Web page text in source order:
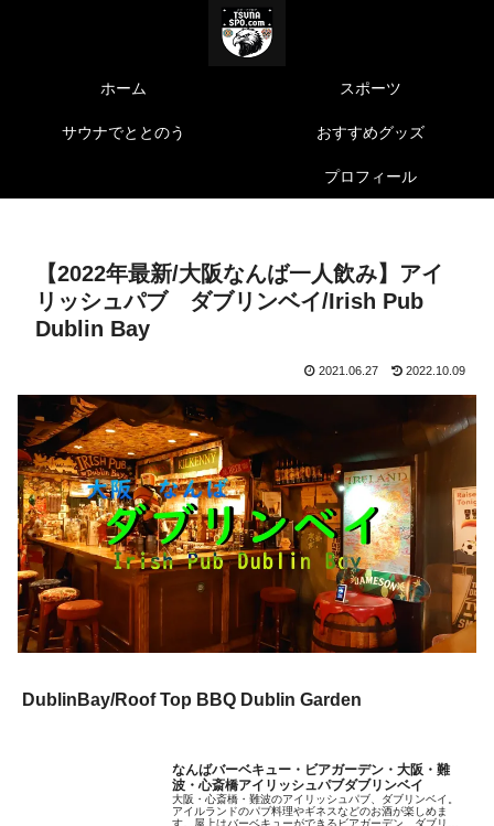
ホーム スポーツ
サウナでととのう おすすめグッズ
プロフィール
【2022年最新/大阪なんば一人飲み】アイ
リッシュパブ ダブリンベイ/Irish Pub
Dublin Bay
2021.06.27 2022.10.09
DublinBay/Roof Top BBQ Dublin Garden
なんばバーベキュー・ビアガーデン・大阪・難
波・心斎橋アイリッシュパブダブリンベイ
大阪・心斎橋・難波のアイリッシュパブ、ダブリンベイ。
アイルランドのパブ料理やギネスなどのお酒が楽しめま
す。屋上はバーベキューができるビアガーデン、ダブリン